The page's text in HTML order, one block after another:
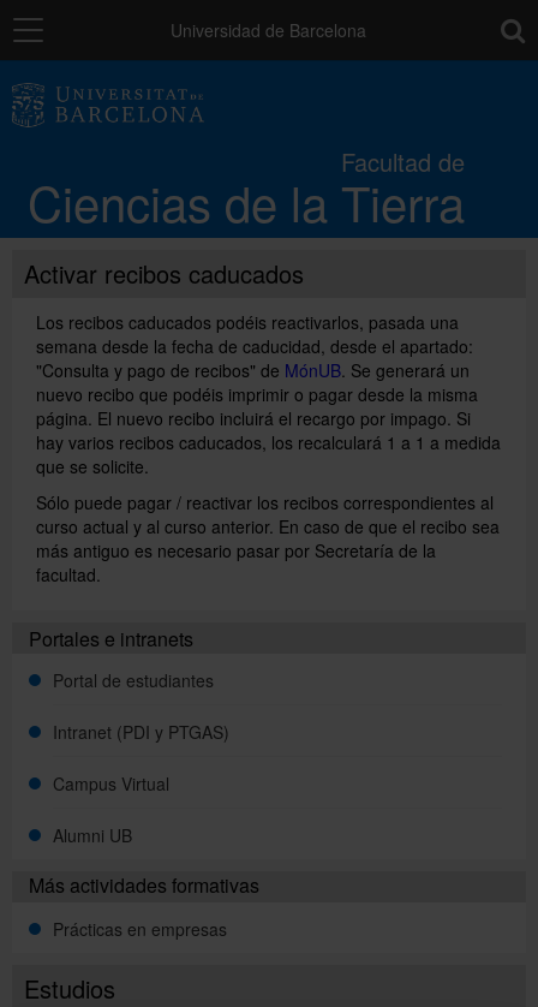
Navegación Universidad de Barcelona
Facultad de
Ciencias de la Tierra
Estudios
Investigación
Calidad
Movilidad
Instituciones y empresas
Estudios
Activar recibos caducados
Los recibos caducados podéis reactivarlos, pasada una
semana desde la fecha de caducidad, desde el apartado:
"Consulta y pago de recibos" de MónUB . Se generará un
nuevo recibo que podéis imprimir o pagar desde la misma
página. El nuevo recibo incluirá el recargo por impago. Si
hay varios recibos caducados, los recalculará 1 a 1 a medida
que se solicite.
Sólo puede pagar / reactivar los recibos correspondientes al
curso actual y al curso anterior. En caso de que el recibo sea
más antiguo es necesario pasar por Secretaría de la
facultad.
Portales e intranets
Portal de estudiantes
Intranet (PDI y PTGAS)
Campus Virtual
Alumni UB
Más actividades formativas
Prácticas en empresas